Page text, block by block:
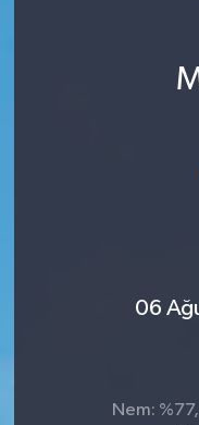
06
Nem:
Magazin
Politika